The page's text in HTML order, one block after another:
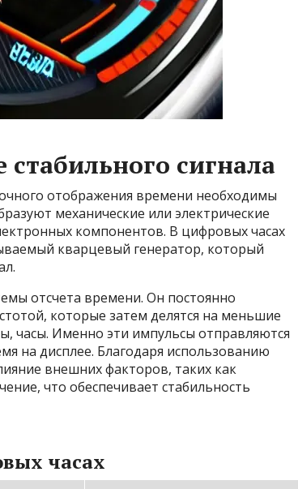
сигнала
отображения времени необходимы
механические или электрические
компонентов. В цифровых часах
кварцевый генератор, который
отсчета времени. Он постоянно
которые затем делятся на меньшие
часы. Именно эти импульсы отправляются
на дисплее. Благодаря использованию
внешних факторов, таких как
что обеспечивает стабильность
часах